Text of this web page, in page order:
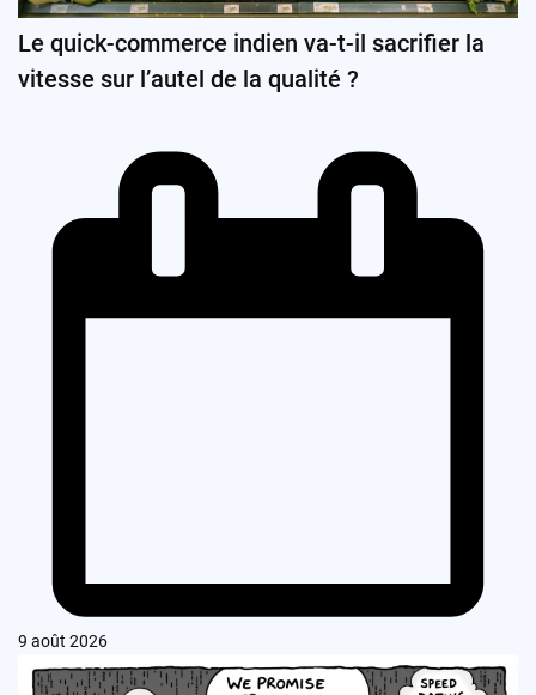
Le quick-commerce indien va-t-il sacrifier la
vitesse sur l’autel de la qualité ?
9 août 2026